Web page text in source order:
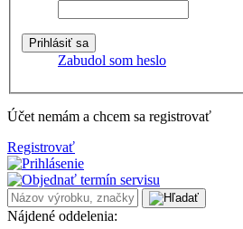
Zabudol som heslo
Účet nemám a chcem sa registrovať
Registrovať
Nájdené oddelenia: